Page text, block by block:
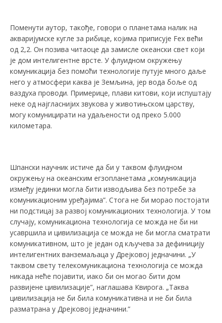
Поменути аутор, такође, говори о планетама налик на
акваријумске кугле за рибице, којима приписује Fex већи
од 2,2. Он позива читаоце да замисле океански свет који
је дом интелигентне врсте. У флуидном окружењу
комуникација без помоћи технологије путује много даље
него у атмосфери каква је Земљина, јер вода боље од
ваздуха проводи. Примерице, плави китови, који испуштају
неке од најгласнијих звукова у животињском царству,
могу комуницирати на удаљености од преко 5.000
километара.
Шпански научник истиче да би у таквом флуидном
окружењу на океанским егзопланетама „комуникација
између јединки могла бити изводљива без потребе за
комуникационим уређајима”. Стога не би морао постојати
ни подстицај за развој комуникационих технологија. У том
случају, комуникациона технологија се можда не би ни
усавршила и цивилизација се можда не би могла сматрати
комуникативном, што је један од кључева за дефиницију
интелигентних ванземаљаца у Дрејковој једначини. „У
таквом свету телекомуникациона технологија се можда
никада неће појавити, иако би он могао бити дом
развијене цивилизације”, наглашава Квирога. „Таква
цивилизација не би била комуникативна и не би била
разматрана у Дрејковој једначини.”